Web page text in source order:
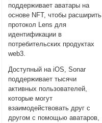
поддерживает аватары на
основе NFT, чтобы расширить
протокол Lens для
идентификации в
потребительских продуктах
web3.
Доступный на iOS, Sonar
поддерживает тысячи
активных пользователей,
которые могут
взаимодействовать друг с
другом с помощью аватаров,